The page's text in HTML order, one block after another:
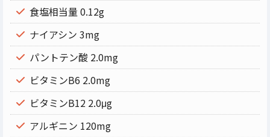
食塩相当量 0.12g
ナイアシン 3mg
パントテン酸 2.0mg
ビタミンB6 2.0mg
ビタミンB12 2.0μg
アルギニン 120mg